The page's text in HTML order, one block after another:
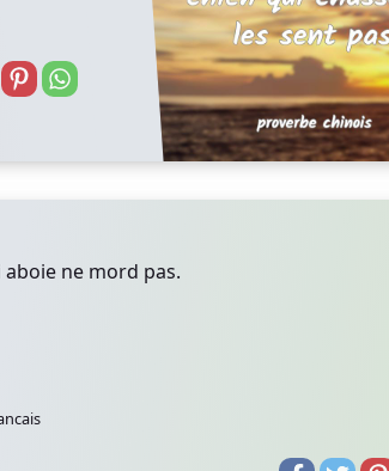
aboie ne mord pas.